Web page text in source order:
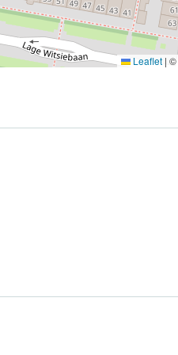
Leaflet | ©